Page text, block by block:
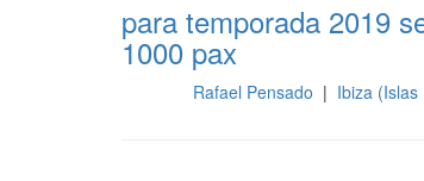
para temporada 2019
1000 pax
Rafael Pensado | Ibiza